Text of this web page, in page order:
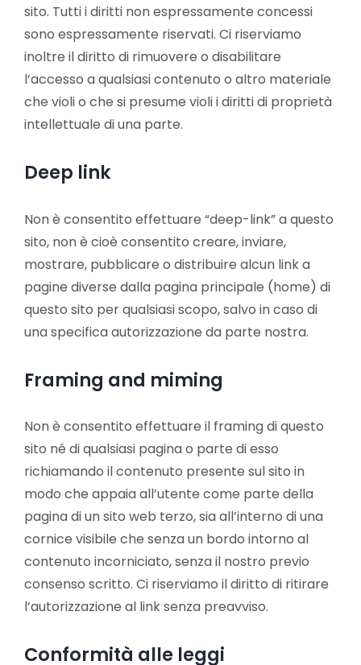
sito. Tutti i diritti non espressamente concessi
sono espressamente riservati. Ci riserviamo
inoltre il diritto di rimuovere o disabilitare
l’accesso a qualsiasi contenuto o altro materiale
che violi o che si presume violi i diritti di proprietà
intellettuale di una parte.
Deep link
Non è consentito effettuare “deep-link” a questo
sito, non è cioè consentito creare, inviare,
mostrare, pubblicare o distribuire alcun link a
pagine diverse dalla pagina principale (home) di
questo sito per qualsiasi scopo, salvo in caso di
una specifica autorizzazione da parte nostra.
Framing and miming
Non è consentito effettuare il framing di questo
sito né di qualsiasi pagina o parte di esso
richiamando il contenuto presente sul sito in
modo che appaia all’utente come parte della
pagina di un sito web terzo, sia all’interno di una
cornice visibile che senza un bordo intorno al
contenuto incorniciato, senza il nostro previo
consenso scritto. Ci riserviamo il diritto di ritirare
l’autorizzazione al link senza preavviso.
Conformità alle leggi